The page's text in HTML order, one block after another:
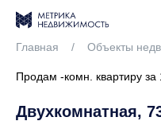
Главная / Объекты
Продам -комн. квартиру за
Двухкомнатная,